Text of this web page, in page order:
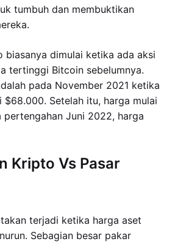
tumbuh dan membuktikan
biasanya dimulai ketika ada aksi
tertinggi Bitcoin sebelumnya.
pada November 2021 ketika
$68.000. Setelah itu, harga mulai
pertengahan Juni 2022, harga
Kripto Vs Pasar
terjadi ketika harga aset
Sebagian besar pakar